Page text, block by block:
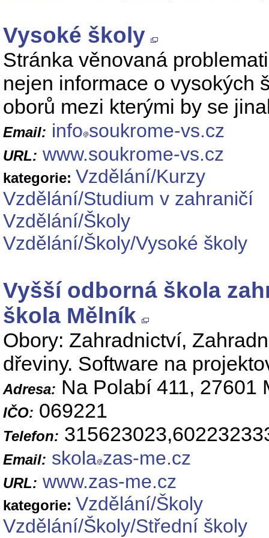
Vysoké školy
Stránka věnovaná
nejen informace o vysokých
oborů mezi kterými by se
Email: info soukrome-vs.cz
URL: www.soukrome-vs.cz
kategorie: Vzdělání/Kurzy
Vzdělání/Studium v zahraničí
Vzdělání/Školy
Vzdělání/Školy/Vysoké školy
Vyšší odborná škola
škola Mělník
Obory: Zahradnictví,
dřeviny. Software na
Adresa: Na Polabí 411, 27601
IČO: 069221
Telefon:
Email: skola zas-me.cz
URL: www.zas-me.cz
kategorie: Vzdělání/Školy
Vzdělání/Školy/Střední školy